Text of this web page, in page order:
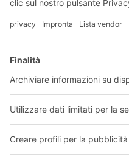
Soluzioni BITO
Soluzioni di intralogistica
Cassette e contenitori
Sistemi di trasporto
I nostri servizi
Azienda